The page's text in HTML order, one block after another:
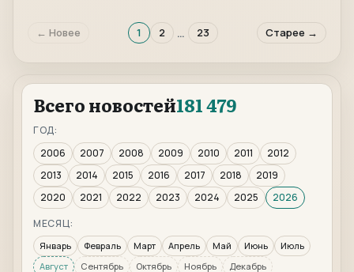
← Новее 1 2 … 23 Старее →
Всего новостей181 479
ГОД:
2006
2007 2008 2009 2010 2011
2012
2013
2014 2015 2016 2017 2018
2019
2020
2021 2022 2023 2024 2025
2026
МЕСЯЦ:
Январь Февраль Март Апрель Май Июнь
Июль
Август
Сентябрь Октябрь Ноябрь Декабрь